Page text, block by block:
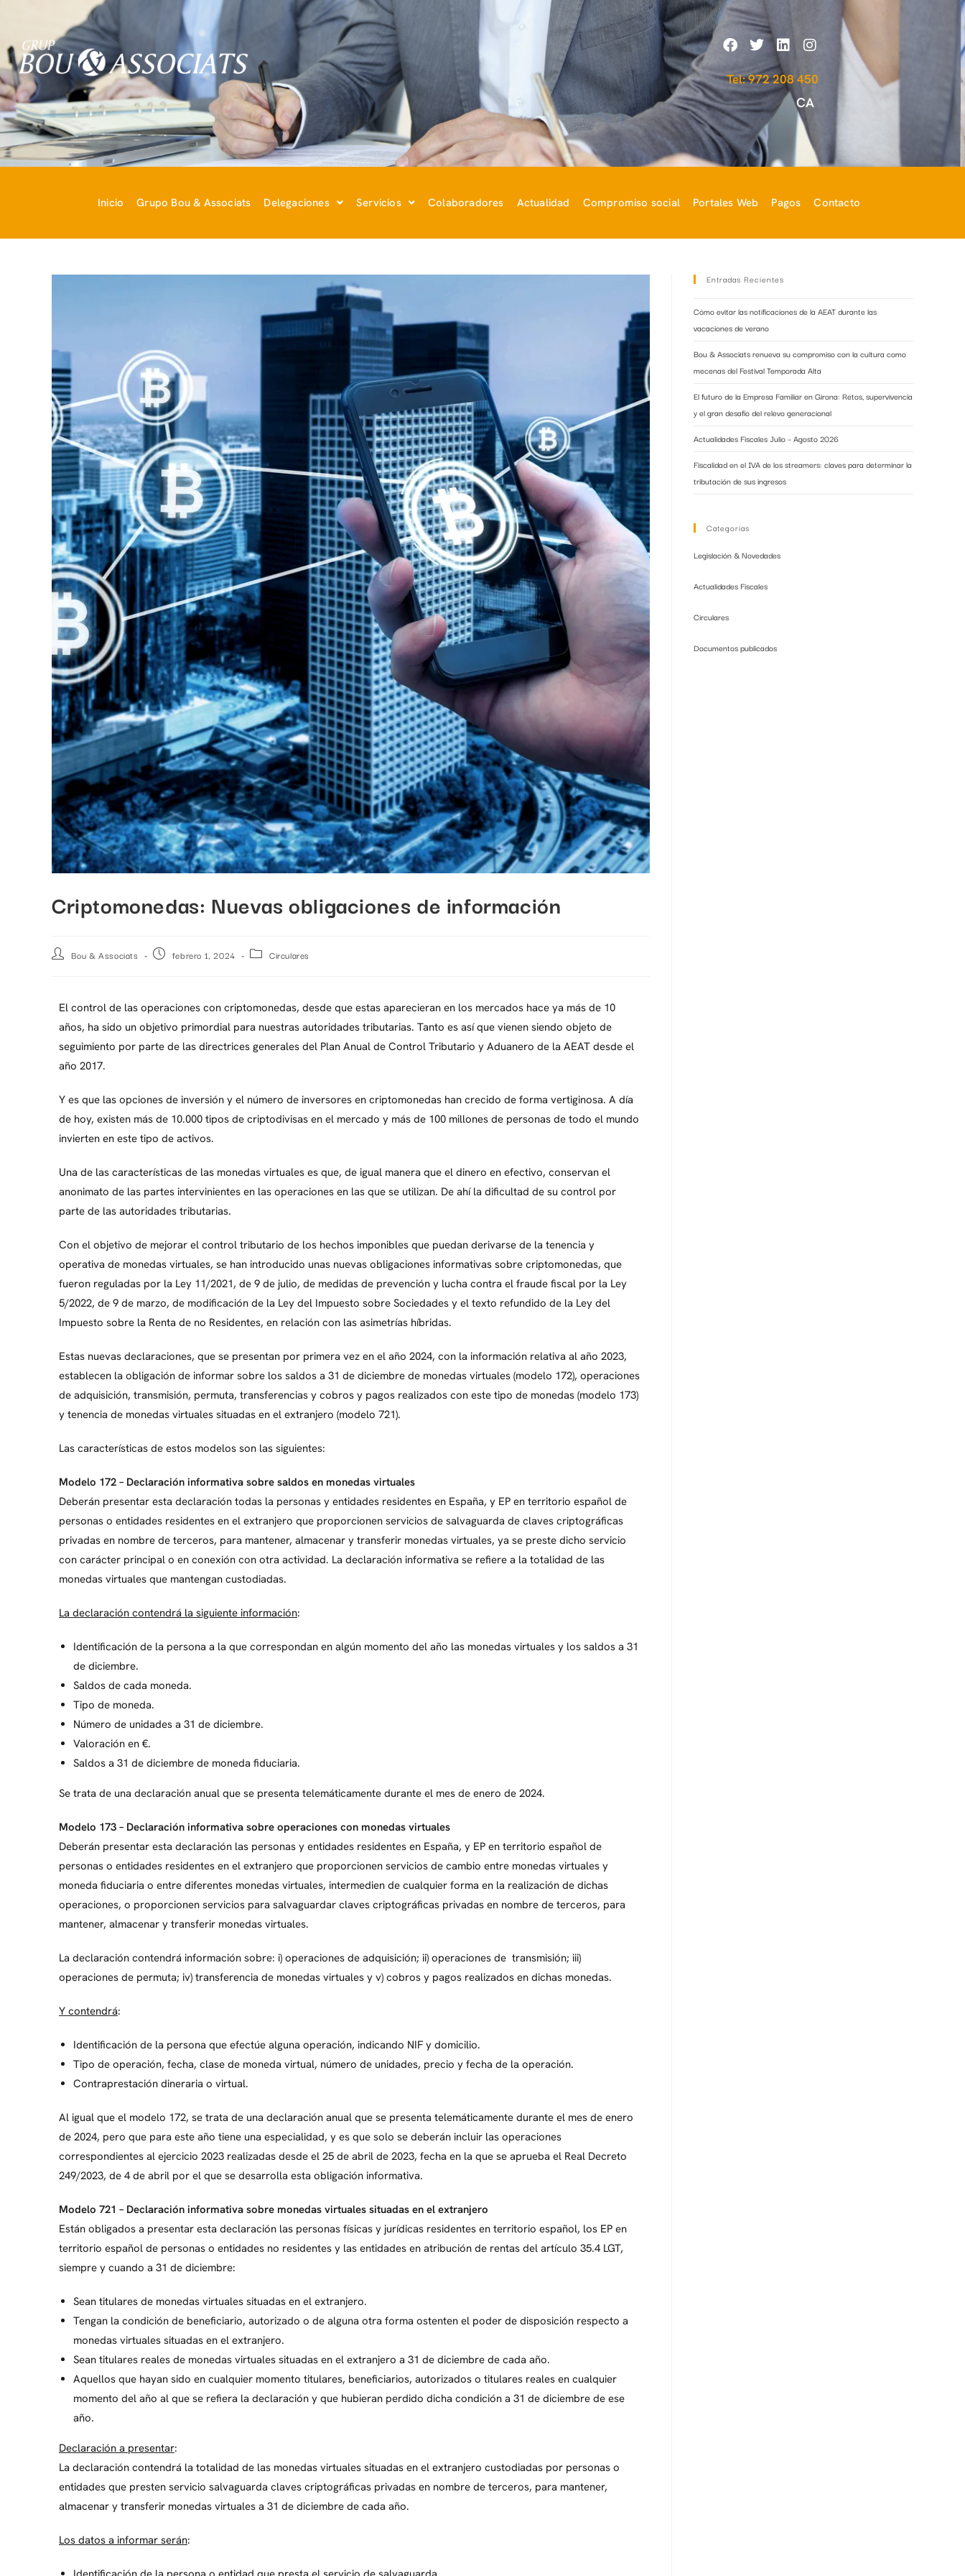
Tel: 972 208 450
CA
Inicio Grupo Bou & Associats Delegaciones Servicios Colaboradores Actualidad Compromiso social Portales Web Pagos Contacto
Criptomonedas: Nuevas obligaciones de información
Bou & Associats febrero 1, 2024 Circulares
El control de las operaciones con criptomonedas, desde que estas aparecieran en los mercados hace ya más de 10
años, ha sido un objetivo primordial para nuestras autoridades tributarias. Tanto es así que vienen siendo objeto de
seguimiento por parte de las directrices generales del Plan Anual de Control Tributario y Aduanero de la AEAT desde el
año 2017.
Y es que las opciones de inversión y el número de inversores en criptomonedas han crecido de forma vertiginosa. A día
de hoy, existen más de 10.000 tipos de criptodivisas en el mercado y más de 100 millones de personas de todo el mundo
invierten en este tipo de activos.
Una de las características de las monedas virtuales es que, de igual manera que el dinero en efectivo, conservan el
anonimato de las partes intervinientes en las operaciones en las que se utilizan. De ahí la dificultad de su control por
parte de las autoridades tributarias.
Con el objetivo de mejorar el control tributario de los hechos imponibles que puedan derivarse de la tenencia y
operativa de monedas virtuales, se han introducido unas nuevas obligaciones informativas sobre criptomonedas, que
fueron reguladas por la Ley 11/2021, de 9 de julio, de medidas de prevención y lucha contra el fraude fiscal por la Ley
5/2022, de 9 de marzo, de modificación de la Ley del Impuesto sobre Sociedades y el texto refundido de la Ley del
Impuesto sobre la Renta de no Residentes, en relación con las asimetrías híbridas.
Estas nuevas declaraciones, que se presentan por primera vez en el año 2024, con la información relativa al año 2023,
establecen la obligación de informar sobre los saldos a 31 de diciembre de monedas virtuales (modelo 172), operaciones
de adquisición, transmisión, permuta, transferencias y cobros y pagos realizados con este tipo de monedas (modelo 173)
y tenencia de monedas virtuales situadas en el extranjero (modelo 721).
Las características de estos modelos son las siguientes:
Modelo 172 – Declaración informativa sobre saldos en monedas virtuales
Deberán presentar esta declaración todas la personas y entidades residentes en España, y EP en territorio español de
personas o entidades residentes en el extranjero que proporcionen servicios de salvaguarda de claves criptográficas
privadas en nombre de terceros, para mantener, almacenar y transferir monedas virtuales, ya se preste dicho servicio
con carácter principal o en conexión con otra actividad. La declaración informativa se refiere a la totalidad de las
monedas virtuales que mantengan custodiadas.
La declaración contendrá la siguiente información:
Identificación de la persona a la que correspondan en algún momento del año las monedas virtuales y los saldos a 31
de diciembre.
Saldos de cada moneda.
Tipo de moneda.
Número de unidades a 31 de diciembre.
Valoración en €.
Saldos a 31 de diciembre de moneda fiduciaria.
Se trata de una declaración anual que se presenta telemáticamente durante el mes de enero de 2024.
Modelo 173 – Declaración informativa sobre operaciones con monedas virtuales
Deberán presentar esta declaración las personas y entidades residentes en España, y EP en territorio español de
personas o entidades residentes en el extranjero que proporcionen servicios de cambio entre monedas virtuales y
moneda fiduciaria o entre diferentes monedas virtuales, intermedien de cualquier forma en la realización de dichas
operaciones, o proporcionen servicios para salvaguardar claves criptográficas privadas en nombre de terceros, para
mantener, almacenar y transferir monedas virtuales.
La declaración contendrá información sobre: i) operaciones de adquisición; ii) operaciones de transmisión; iii)
operaciones de permuta; iv) transferencia de monedas virtuales y v) cobros y pagos realizados en dichas monedas.
Y contendrá:
Identificación de la persona que efectúe alguna operación, indicando NIF y domicilio.
Tipo de operación, fecha, clase de moneda virtual, número de unidades, precio y fecha de la operación.
Contraprestación dineraria o virtual.
Al igual que el modelo 172, se trata de una declaración anual que se presenta telemáticamente durante el mes de enero
de 2024, pero que para este año tiene una especialidad, y es que solo se deberán incluir las operaciones
correspondientes al ejercicio 2023 realizadas desde el 25 de abril de 2023, fecha en la que se aprueba el Real Decreto
249/2023, de 4 de abril por el que se desarrolla esta obligación informativa.
Modelo 721 – Declaración informativa sobre monedas virtuales situadas en el extranjero
Están obligados a presentar esta declaración las personas físicas y jurídicas residentes en territorio español, los EP en
territorio español de personas o entidades no residentes y las entidades en atribución de rentas del artículo 35.4 LGT,
siempre y cuando a 31 de diciembre:
Sean titulares de monedas virtuales situadas en el extranjero.
Tengan la condición de beneficiario, autorizado o de alguna otra forma ostenten el poder de disposición respecto a
monedas virtuales situadas en el extranjero.
Sean titulares reales de monedas virtuales situadas en el extranjero a 31 de diciembre de cada año.
Aquellos que hayan sido en cualquier momento titulares, beneficiarios, autorizados o titulares reales en cualquier
momento del año al que se refiera la declaración y que hubieran perdido dicha condición a 31 de diciembre de ese
año.
Declaración a presentar:
La declaración contendrá la totalidad de las monedas virtuales situadas en el extranjero custodiadas por personas o
entidades que presten servicio salvaguarda claves criptográficas privadas en nombre de terceros, para mantener,
almacenar y transferir monedas virtuales a 31 de diciembre de cada año.
Los datos a informar serán:
Entradas Recientes
Cómo evitar las notificaciones de la AEAT durante las
vacaciones de verano
Bou & Associats renueva su compromiso con la cultura como
mecenas del Festival Temporada Alta
El futuro de la Empresa Familiar en Girona: Retos, supervivencia
y el gran desafío del relevo generacional
Actualidades Fiscales Julio – Agosto 2026
Fiscalidad en el IVA de los streamers: claves para determinar la
tributación de sus ingresos
Categorías
Legislación & Novedades
Actualidades Fiscales
Circulares
Documentos publicados